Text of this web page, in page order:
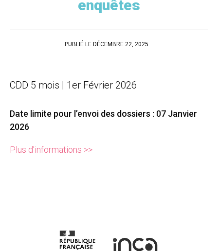
enquêtes
PUBLIÉ LE DÉCEMBRE 22, 2025
CDD 5 mois | 1er Février 2026
Date limite pour l’envoi des dossiers : 07 Janvier
2026
Plus d’informations >>